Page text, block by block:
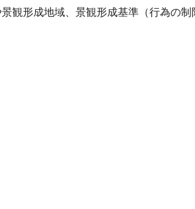
観形成地域、景観形成基準（行為の制